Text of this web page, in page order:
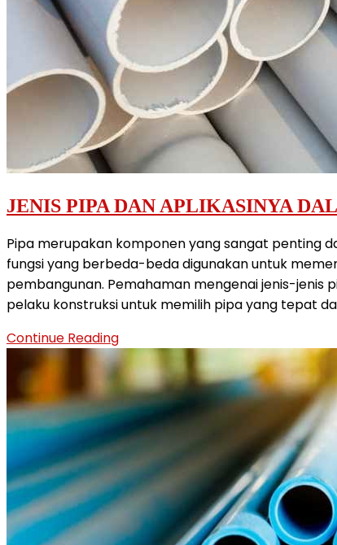
JENIS PIPA DAN APLIKASINYA
Pipa merupakan komponen yang sangat penting
fungsi yang berbeda-beda digunakan untuk
pembangunan. Pemahaman mengenai jenis-jenis
pelaku konstruksi untuk memilih pipa yang tepat
Continue ReadingJENIS
PIPA
DAN
APLIKASINYA
DALAM
KONSTRUKSI